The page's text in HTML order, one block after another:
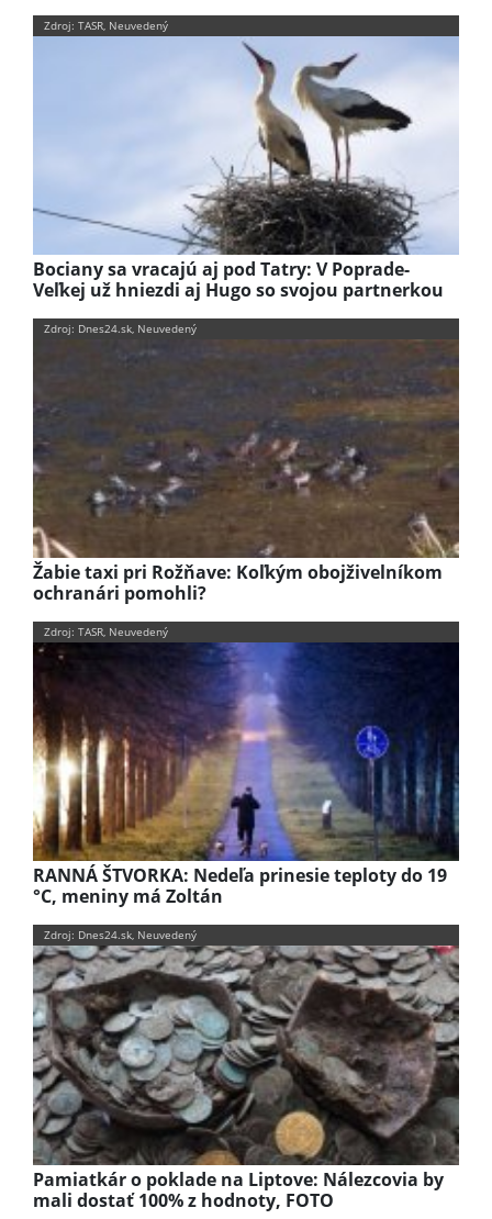
Zdroj: TASR, Neuvedený
Bociany sa vracajú aj pod Tatry: V Poprade-
Veľkej už hniezdi aj Hugo so svojou partnerkou
Zdroj: Dnes24.sk, Neuvedený
Žabie taxi pri Rožňave: Koľkým obojživelníkom
ochranári pomohli?
Zdroj: TASR, Neuvedený
RANNÁ ŠTVORKA: Nedeľa prinesie teploty do 19
°C, meniny má Zoltán
Zdroj: Dnes24.sk, Neuvedený
Pamiatkár o poklade na Liptove: Nálezcovia by
mali dostať 100% z hodnoty, FOTO